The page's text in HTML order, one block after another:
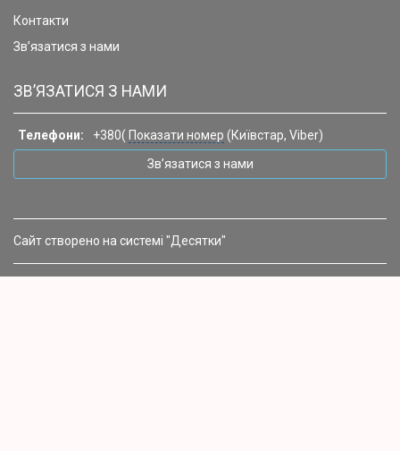
Контакти
Зв’язатися з нами
ЗВ’ЯЗАТИСЯ З НАМИ
Телефони: +380( Показати номер (Київстар, Viber)
Зв’язатися з нами
Сайт створено на системі "Десятки"